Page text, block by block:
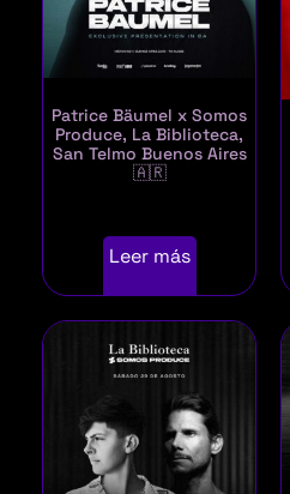
Patrice Bäumel x Somos
Produce, La Biblioteca,
San Telmo Buenos Aires
🇦🇷
Leer más